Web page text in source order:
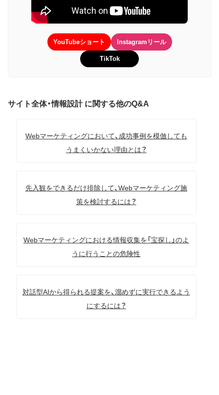
YouTubeショート Instagramリール
TikTok
サイト全体・情報設計 に関する他のQ&A
Webマーケティングにおいて、成功事例を模倣しても
うまくいかない理由とは？
先入観をできるだけ排除して、Webマーケティング施
策を検討するには？
Webマーケティングにおける情報収集を「宝探し」のよ
うに行うことの危険性
対話型AIから得られる提案を、溜めずに実行できるよう
にするには？